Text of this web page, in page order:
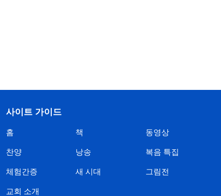
사이트 가이드
홈 책 동영상
찬양 낭송 복음 특집
체험간증 새 시대 그림전
교회 소개